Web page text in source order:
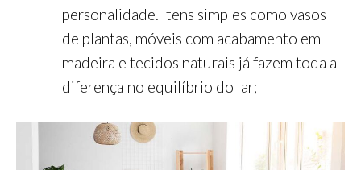
personalidade. Itens simples como vasos
de plantas, móveis com acabamento em
madeira e tecidos naturais já fazem toda a
diferença no equilíbrio do lar;